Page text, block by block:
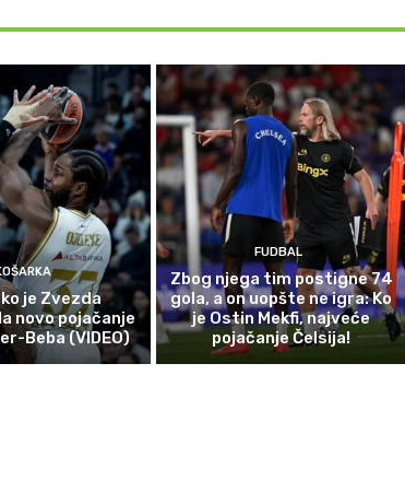
je Zvezda
novo pojačanje
Beba (VIDEO)
FUDBAL
Zbog njega tim postigne 74
gola, a on uopšte ne igra: Ko
je Ostin Mekfi, najveće
pojačanje Čelsija!